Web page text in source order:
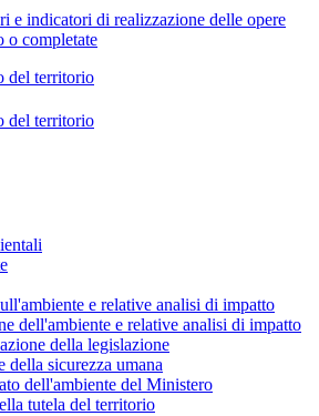
e indicatori di realizzazione delle opere
o completate
del territorio
del territorio
e relative analisi di impatto
dell'ambiente e relative analisi di impatto
della legislazione
della sicurezza umana
dell'ambiente del Ministero
tutela del territorio